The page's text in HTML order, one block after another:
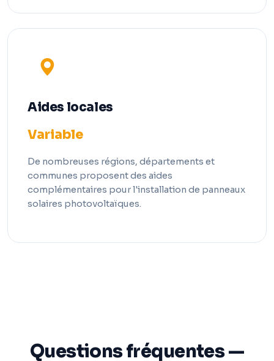
Aides locales
Variable
De nombreuses régions, départements et
communes proposent des aides
complémentaires pour l'installation de panneaux
solaires photovoltaïques.
Questions fréquentes —